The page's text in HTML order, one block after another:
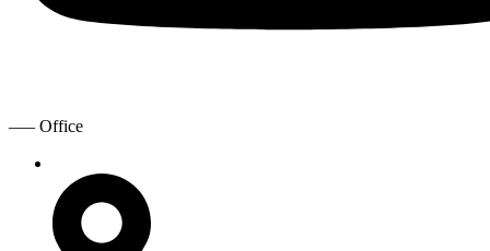
—– Office